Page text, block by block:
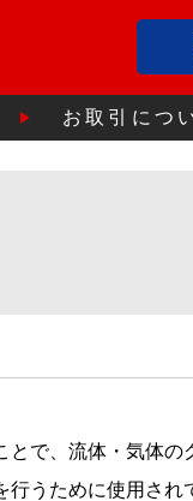
お取引につ
で、流体・気体
うために使用さ